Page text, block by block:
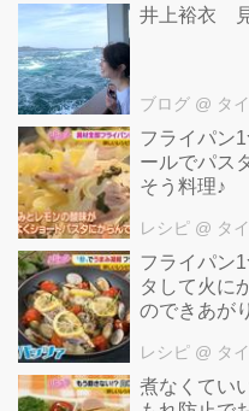
井上裕衣
ブログ @ タ
フライパン
ールでパス
そう料理♪
レシピ @ タ
フライパン
タして火に
のできあが
レシピ @ タ
煮なくてい